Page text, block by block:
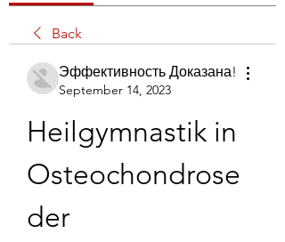
Back
Эффективность Доказана!
September 14, 2023
Heilgymnastik in
Osteochondrose
der